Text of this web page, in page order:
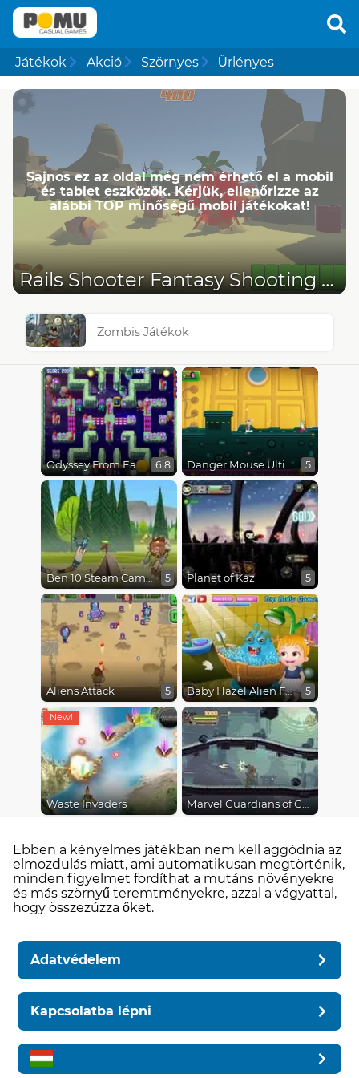
Játékok Akció Szörnyes Űrlényes
Sajnos ez az oldal még nem érhető el a mobil
és tablet eszközök. Kérjük, ellenőrizze az
alábbi TOP minőségű mobil játékokat!
Rails Shooter Fantasy Shooting Game
Zombis Játékok
Odyssey From Earth To Space 6.8 Danger Mouse Ultimate 5
Ben 10 Steam Camp 5 Planet of Kaz 5
Aliens Attack 5 Baby Hazel Alien Friend 5
Waste Invaders Marvel Guardians of Galaxy
Ebben a kényelmes játékban nem kell aggódnia az
elmozdulás miatt, ami automatikusan megtörténik,
minden figyelmet fordíthat a mutáns növényekre
és más szörnyű teremtményekre, azzal a vágyattal,
hogy összezúzza őket.
Adatvédelem
Kapcsolatba lépni